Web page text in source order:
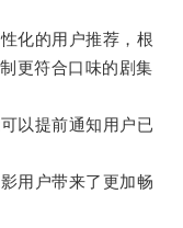
化的用户推荐，根
更符合口味的剧集
以提前通知用户已
用户带来了更加畅